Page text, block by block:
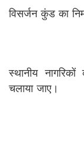
विसर्जन कुंड का
स्थानीय
चलाया जाए।